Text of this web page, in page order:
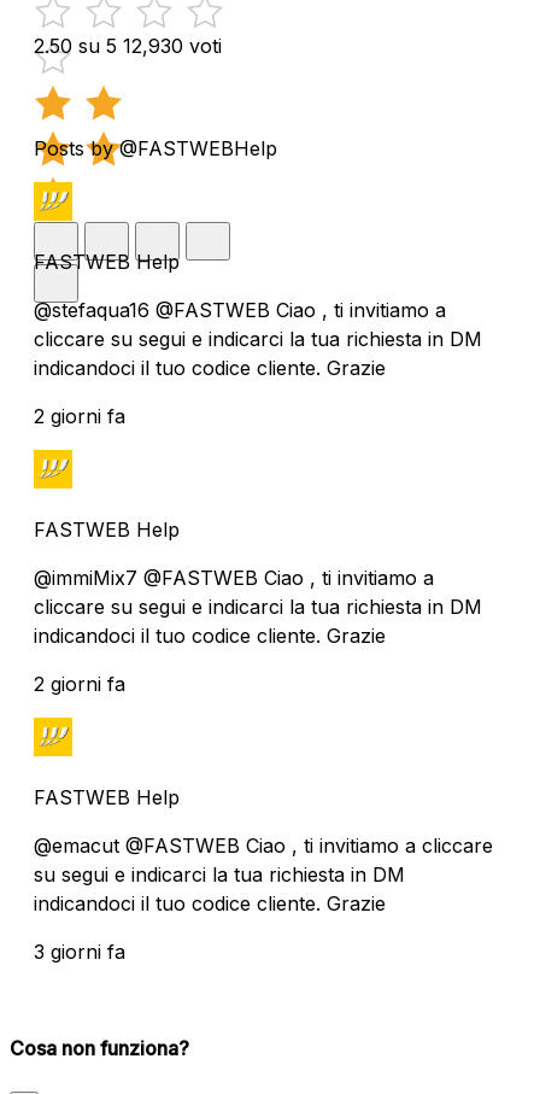
2.50 su 5 12,930 voti
Posts by @FASTWEBHelp
FASTWEB Help
@stefaqua16 @FASTWEB Ciao , ti invitiamo a
cliccare su segui e indicarci la tua richiesta in DM
indicandoci il tuo codice cliente. Grazie
2 giorni fa
FASTWEB Help
@immiMix7 @FASTWEB Ciao , ti invitiamo a
cliccare su segui e indicarci la tua richiesta in DM
indicandoci il tuo codice cliente. Grazie
2 giorni fa
FASTWEB Help
@emacut @FASTWEB Ciao , ti invitiamo a cliccare
su segui e indicarci la tua richiesta in DM
indicandoci il tuo codice cliente. Grazie
3 giorni fa
Cosa non funziona?